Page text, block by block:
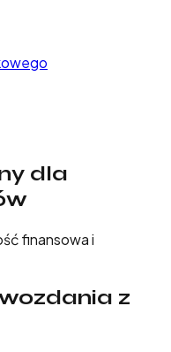
dla
finansowa i
z